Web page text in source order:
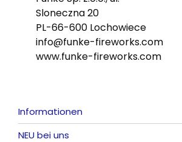
Sloneczna 20
PL-66-600 Lochowiece
info@funke-fireworks.com
www.funke-fireworks.com
Informationen
NEU bei uns